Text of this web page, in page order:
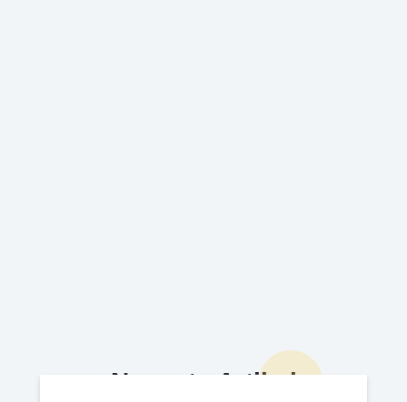
Neueste Artikel